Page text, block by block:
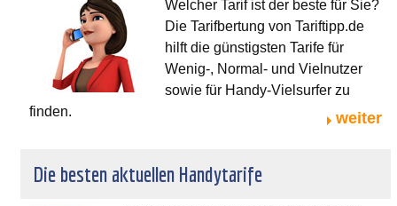
Welcher Tarif ist der beste für Sie?
Die Tarifbertung von Tariftipp.de
hilft die günstigsten Tarife für
Wenig-, Normal- und Vielnutzer
sowie für Handy-Vielsurfer zu
finden.
weiter
Die besten aktuellen Handytarife